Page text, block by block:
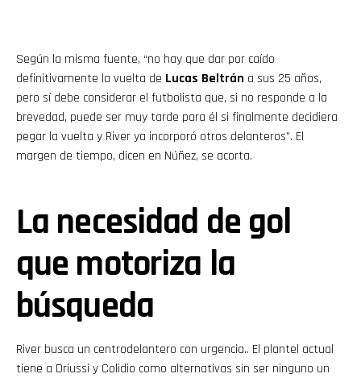
Según la misma fuente, “no hay que dar por caído
definitivamente la vuelta de Lucas Beltrán a sus 25 años,
pero sí debe considerar el futbolista que, si no responde a la
brevedad, puede ser muy tarde para él si finalmente decidiera
pegar la vuelta y River ya incorporó otros delanteros”. El
margen de tiempo, dicen en Núñez, se acorta.
La necesidad de gol
que motoriza la
búsqueda
River busca un centrodelantero con urgencia.. El plantel actual
tiene a Driussi y Colidio como alternativas sin ser ninguno un